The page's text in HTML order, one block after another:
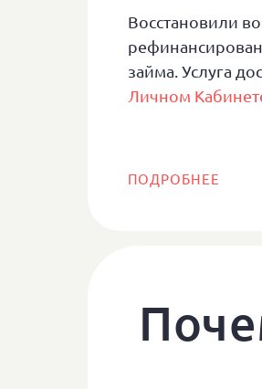
Восстановили
займа. Услуга
Личном
ПОДРОБНЕЕ